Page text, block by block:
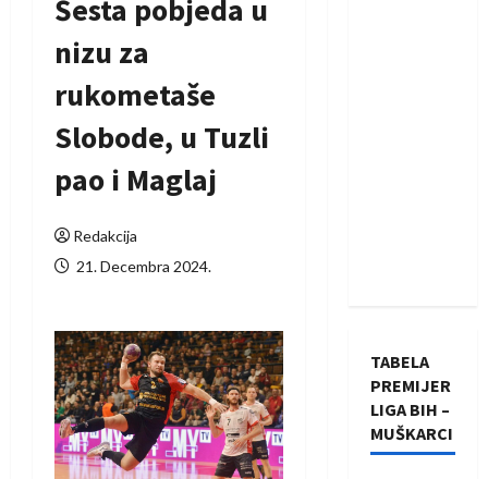
Šesta pobjeda u
nizu za
rukometaše
Slobode, u Tuzli
pao i Maglaj
Redakcija
21. Decembra 2024.
TABELA
PREMIJER
LIGA BIH –
MUŠKARCI